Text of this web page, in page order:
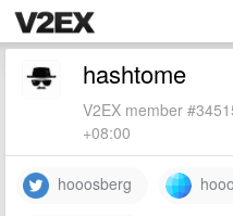
hashtome
V2EX member
+08:00
hooosberg